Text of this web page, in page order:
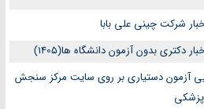
شرکت چینی علی بابا
دکتری بدون آزمون دانشگاه ها(1405)
آزمون دستیاری بر روی سایت مرکز سنجش